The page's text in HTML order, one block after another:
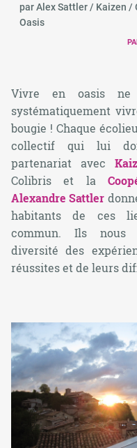
par Alex Sattler / Kaizen /
Oasis
Vivre en oasis ne
systématiquement
bougie ! Chaque
collectif qui lui
partenariat avec
Colibris et la
Alexandre Sattler
habitants de ces
commun. Ils nous
diversité des
réussites et de leurs